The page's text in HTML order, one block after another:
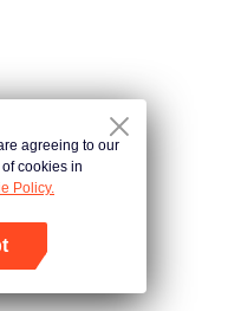
agreeing to our
cookies in
Policy.